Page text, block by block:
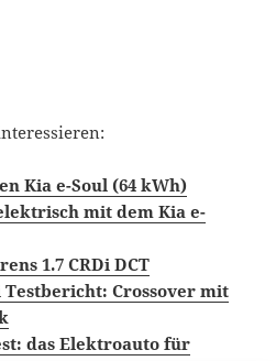
Kia e-Soul (64 kWh)
mit dem Kia e-
1.7 CRDi DCT
Testbericht: Crossover mit
das Elektroauto für